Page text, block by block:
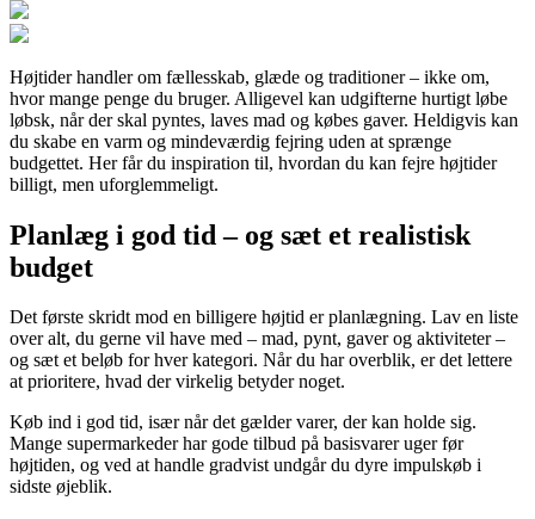
Højtider handler om fællesskab, glæde og traditioner – ikke om,
hvor mange penge du bruger. Alligevel kan udgifterne hurtigt løbe
løbsk, når der skal pyntes, laves mad og købes gaver. Heldigvis kan
du skabe en varm og mindeværdig fejring uden at sprænge
budgettet. Her får du inspiration til, hvordan du kan fejre højtider
billigt, men uforglemmeligt.
Planlæg i god tid – og sæt et realistisk
budget
Det første skridt mod en billigere højtid er planlægning. Lav en liste
over alt, du gerne vil have med – mad, pynt, gaver og aktiviteter –
og sæt et beløb for hver kategori. Når du har overblik, er det lettere
at prioritere, hvad der virkelig betyder noget.
Køb ind i god tid, især når det gælder varer, der kan holde sig.
Mange supermarkeder har gode tilbud på basisvarer uger før
højtiden, og ved at handle gradvist undgår du dyre impulskøb i
sidste øjeblik.